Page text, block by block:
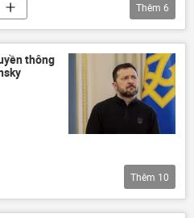
Chính trị
tham nhũng vặt
Thêm 6
thông
Thêm 10